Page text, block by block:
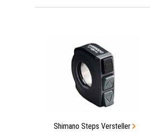
Shimano Steps Versteller